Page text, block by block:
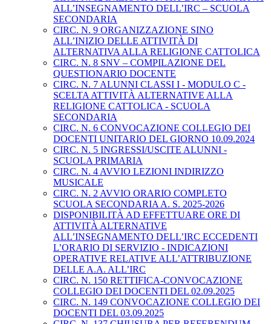
ALL’INSEGNAMENTO DELL’IRC – SCUOLA
SECONDARIA
CIRC. N. 9 ORGANIZZAZIONE SINO
ALL’INIZIO DELLE ATTIVITÀ DI
ALTERNATIVA ALLA RELIGIONE CATTOLICA
CIRC. N. 8 SNV – COMPILAZIONE DEL
QUESTIONARIO DOCENTE
CIRC. N. 7 ALUNNI CLASSI I - MODULO C -
SCELTA ATTIVITÀ ALTERNATIVE ALLA
RELIGIONE CATTOLICA - SCUOLA
SECONDARIA
CIRC. N. 6 CONVOCAZIONE COLLEGIO DEI
DOCENTI UNITARIO DEL GIORNO 10.09.2024
CIRC. N. 5 INGRESSI/USCITE ALUNNI -
SCUOLA PRIMARIA
CIRC. N. 4 AVVIO LEZIONI INDIRIZZO
MUSICALE
CIRC. N. 2 AVVIO ORARIO COMPLETO
SCUOLA SECONDARIA A. S. 2025-2026
DISPONIBILITÀ AD EFFETTUARE ORE DI
ATTIVITÀ ALTERNATIVE
ALL’INSEGNAMENTO DELL’IRC ECCEDENTI
L’ORARIO DI SERVIZIO - INDICAZIONI
OPERATIVE RELATIVE ALL’ATTRIBUZIONE
DELLE A.A. ALL’IRC
CIRC. N. 150 RETTIFICA-CONVOCAZIONE
COLLEGIO DEI DOCENTI DEL 02.09.2025
CIRC. N. 149 CONVOCAZIONE COLLEGIO DEI
DOCENTI DEL 03.09.2025